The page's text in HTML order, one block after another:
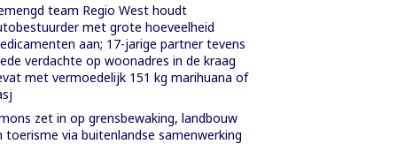
team Regio West houdt
met grote hoeveelheid
aan; 17-jarige partner tevens
verdachte op woonadres in de kraag
met vermoedelijk 151 kg marihuana of
zet in op grensbewaking, landbouw
toerisme via buitenlandse samenwerking